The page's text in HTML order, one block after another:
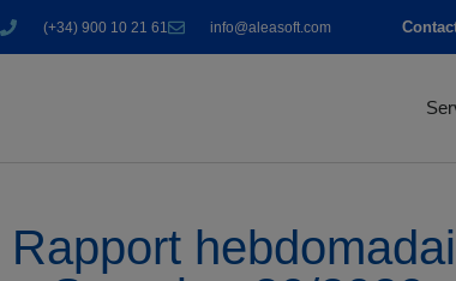
(+34) 900 10 21 61 info@aleasoft.com
Rapport